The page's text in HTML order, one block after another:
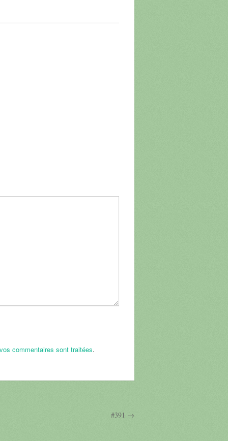
commentaires sont traitées.
#391 →